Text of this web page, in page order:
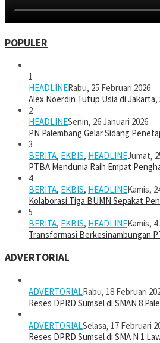
POPULER
1
HEADLINERabu, 25 Februari 2026
Alex Noerdin Tutup Usia di
2
HEADLINESenin, 26 Januari 2026
PN Palembang Gelar Sidang
3
BERITA, EKBIS, HEADLINEJumat,
PTBA Mendunia Raih Empat
4
BERITA, EKBIS, HEADLINEKamis,
Kolaborasi Tiga BUMN Sepakat
5
BERITA, EKBIS, HEADLINEKamis,
Transformasi Berkesinambungan
ADVERTORIAL
ADVERTORIALRabu, 18 Februari
Reses DPRD Sumsel di SMAN 8
ADVERTORIALSelasa, 17 Februari
Reses DPRD Sumsel di SMA N 1